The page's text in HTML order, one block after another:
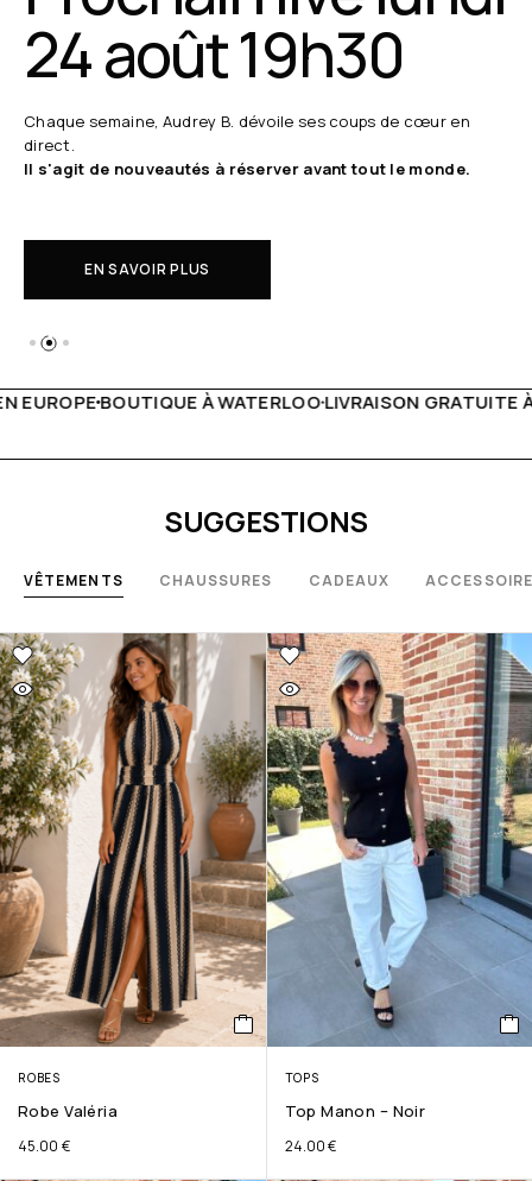
24 août 19h30
Chaque semaine, Audrey B. dévoile ses coups de cœur en
direct.
Il s'agit de nouveautés à réserver avant tout le monde.
EN SAVOIR PLUS
LIVRAISON GRATUITE À PARTIR DE 150€LIVE
SUGGESTIONS
VÊTEMENTS CHAUSSURES CADEAUX
ROBES
Robe Valéria
45.00 €
TOPS
Top Manon – Noir
24.00€